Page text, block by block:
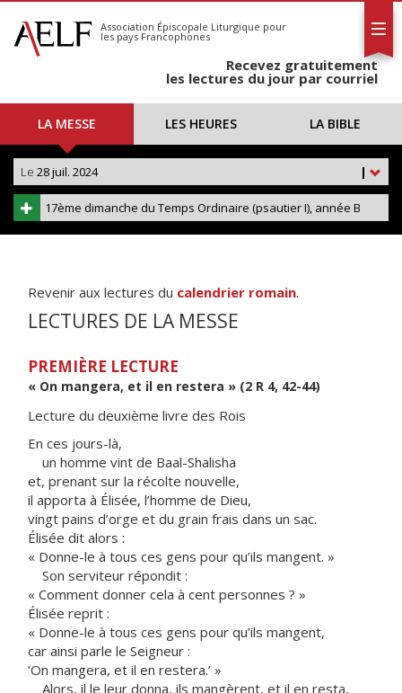
S'abonner
Calendrier
Association Épiscopale Liturgique pour
les pays Francophones
Recevez gratuitement
les lectures du jour par courriel
LA MESSE LES HEURES LA BIBLE
|
Le 28 juil. 2024
17ème dimanche du Temps Ordinaire (psautier I), année B
Revenir aux lectures du calendrier romain.
LECTURES DE LA MESSE
PREMIÈRE LECTURE
« On mangera, et il en restera » (2 R 4, 42-44)
Lecture du deuxième livre des Rois
En ces jours-là,
un homme vint de Baal-Shalisha
et, prenant sur la récolte nouvelle,
il apporta à Élisée, l’homme de Dieu,
vingt pains d’orge et du grain frais dans un sac.
Élisée dit alors :
« Donne-le à tous ces gens pour qu’ils mangent. »
Son serviteur répondit :
« Comment donner cela à cent personnes ? »
Élisée reprit :
« Donne-le à tous ces gens pour qu’ils mangent,
car ainsi parle le Seigneur :
‘On mangera, et il en restera.’ »
Alors, il le leur donna, ils mangèrent, et il en resta,